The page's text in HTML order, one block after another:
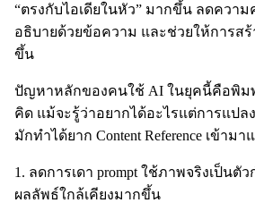
“ตรงกับไอเดียในหัว” มากขึ้น ลดควา
อธิบายด้วยข้อความ และช่วยให้การส
ขึ้น
ปัญหาหลักของคนใช้ AI ในยุคนี้คือพิมพ์
คิด แม้จะรู้ว่าอยากได้อะไรแต่การแป
มักทำได้ยาก Content Reference เข้า
1. ลดการเดา prompt ใช้ภาพจริงเป็นตั
ผลลัพธ์ใกล้เคียงมากขึ้น